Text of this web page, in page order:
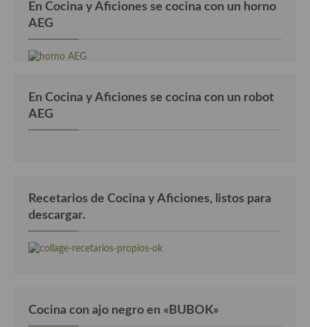
En Cocina y Aficiones se cocina con un horno
AEG
En Cocina y Aficiones se cocina con un robot
AEG
Recetarios de Cocina y Aficiones, listos para
descargar.
Cocina con ajo negro en «BUBOK»